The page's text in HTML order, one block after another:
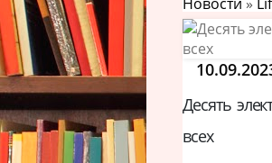
Десять
всех